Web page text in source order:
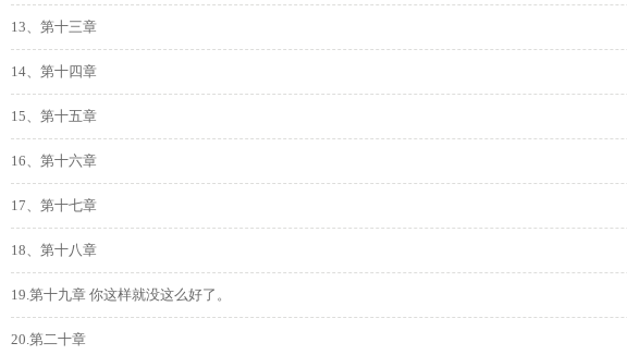
13、第十三章
14、第十四章
15、第十五章
16、第十六章
17、第十七章
18、第十八章
19.第十九章 你这样就没这么好了。
20.第二十章